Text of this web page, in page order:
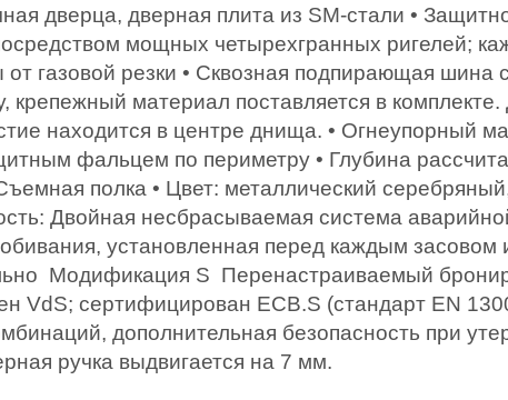
дверца, дверная плита из SM-стали •
мощных четырехгранных ригелей;
газовой резки • Сквозная подпирающая шина
крепежный материал поставляется в
находится в центре днища. • Огнеупорный
фальцем по периметру • Глубина
полка • Цвет: металлический
Двойная несбрасываемая система
установленная перед каждым засовом
Модификация S Перенастраиваемый
VdS; сертифицирован ECB.S (стандарт EN
дополнительная безопасность при
ручка выдвигается на 7 мм.